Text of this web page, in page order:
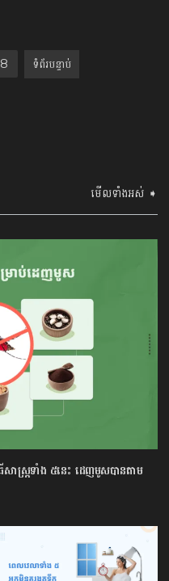
មើលទាំងអស់ ➧
សាស្រ្តទាំង ៥នេះ ដេញមូសបានតាម